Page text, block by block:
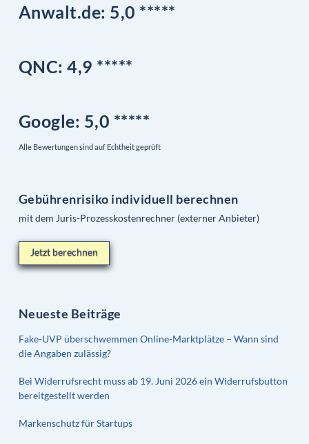
Anwalt.de: 5,0 *****
QNC: 4,9 *****
Google: 5,0 *****
Alle Bewertungen sind auf Echtheit geprüft
Gebührenrisiko individuell berechnen
mit dem Juris-Prozesskostenrechner (externer Anbieter)
Jetzt berechnen
Neueste Beiträge
Fake-UVP überschwemmen Online-Marktplätze – Wann sind
die Angaben zulässig?
Bei Widerrufsrecht muss ab 19. Juni 2026 ein Widerrufsbutton
bereitgestellt werden
Markenschutz für Startups